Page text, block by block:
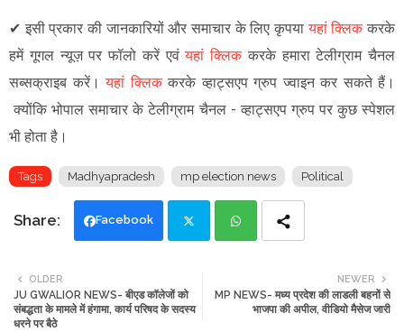
✔ इसी प्रकार की जानकारियों और समाचार के लिए कृपयायहां क्लिक करके
हमें गूगल न्यूज़ पर फॉलो करें एवंयहां क्लिक करके हमारा टेलीग्राम चैनल
सब्सक्राइब करें।यहां क्लिककरके व्हाट्सएप ग्रुप ज्वाइन कर सकते हैं ।
क्योंकि भोपाल समाचार के टेलीग्राम चैनल - व्हाट्सएप ग्रुपपर कुछ स्पेशल
भी होता है।
Tags Madhyapradesh mp election news Political
Facebook
tte ats
NEWER
MP NEWS- मध्य प्रदेश की लाडली बहनों से
भाजपा की अपील, वीडियो मैसेज जारी
OLDER
JU GWALIOR NEWS- बीएड कॉलेजों को
संबद्धता के मामले में हंगामा, कार्य परिषद के सदस्य
धरने पर बैठे